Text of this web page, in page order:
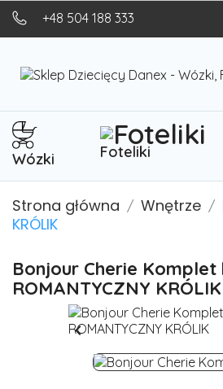
+48 504 188 333
Wózki Foteliki
Strona główna Wnętrze
KRÓLIK
Bonjour Cherie
ROMANTYCZNY KRÓLIK
